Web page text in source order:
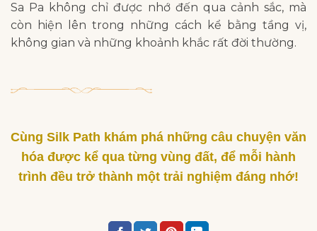
Sa Pa không chỉ được nhớ đến qua cảnh sắc, mà
còn hiện lên trong những cách kể bằng tầng vị,
không gian và những khoảnh khắc rất đời thường.
Cùng Silk Path khám phá những câu chuyện văn
hóa được kể qua từng vùng đất, để mỗi hành
trình đều trở thành một trải nghiệm đáng nhớ!